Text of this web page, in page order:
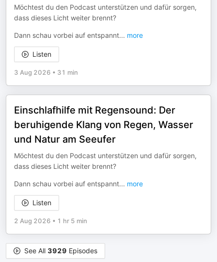
Möchtest du den Podcast unterstützen und dafür sorgen,
dass dieses Licht weiter brennt?
Dann schau vorbei auf entspannt... more
Listen
3 Aug 2026 • 31 min
Einschlafhilfe mit Regensound: Der
beruhigende Klang von Regen, Wasser
und Natur am Seeufer
Möchtest du den Podcast unterstützen und dafür sorgen,
dass dieses Licht weiter brennt?
Dann schau vorbei auf entspannt... more
Listen
2 Aug 2026 • 1 hr 5 min
See All 3929 Episodes